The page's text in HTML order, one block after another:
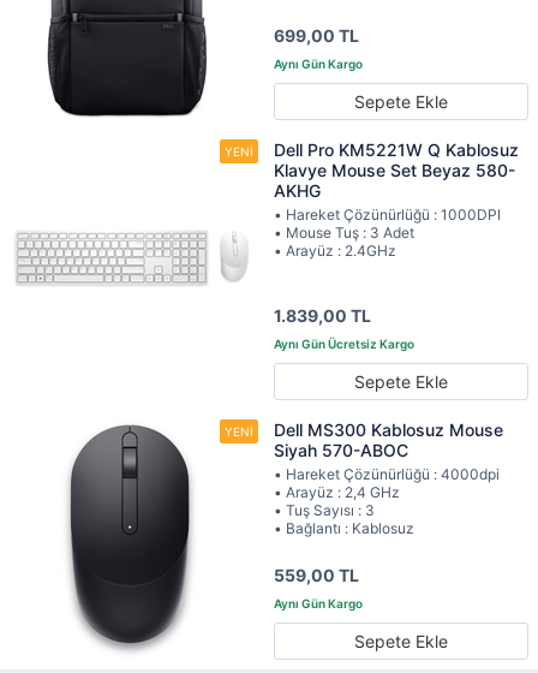
699,00 TL
Sepete Ekle
Dell Pro KM5221W Q Kablosuz
Klavye Mouse Set Beyaz 580-
AKHG
• Hareket Çözünürlüğü : 1000DPI
• Mouse Tuş : 3 Adet
• Arayüz : 2.4GHz
1.839,00 TL
Sepete Ekle
Dell MS300 Kablosuz Mouse
Siyah 570-ABOC
• Hareket Çözünürlüğü : 4000dpi
• Arayüz : 2,4 GHz
• Tuş Sayısı : 3
• Bağlantı : Kablosuz
559,00 TL
Sepete Ekle